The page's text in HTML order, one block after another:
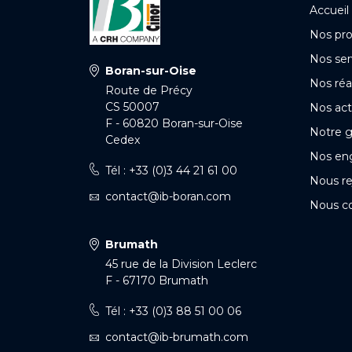
Boran-sur-Oise
Route de Précy
CS 50007
F - 60820 Boran-sur-Oise
Cedex
Tél : +33 (0)3 44 21 61 00
contact@ib-boran.com
Brumath
45 rue de la Division Leclerc
F - 67170 Brumath
Tél : +33 (0)3 88 51 00 06
contact@ib-brumath.com
Accueil
Nos
Nos
Nos
Nos
Notre
Nos
Nous
Nous